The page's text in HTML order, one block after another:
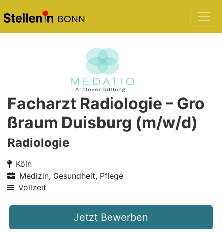
BONN
Facharzt Radiologie – Gro
ßraum Duisburg (m/w/d)
Radiologie
Köln
Medizin, Gesundheit, Pflege
Vollzeit
Jetzt Bewerben